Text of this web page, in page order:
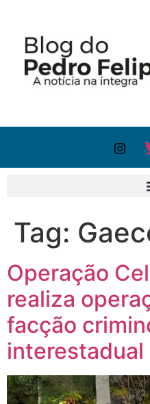
Tag:
Operação
realiza
facção
interestadual